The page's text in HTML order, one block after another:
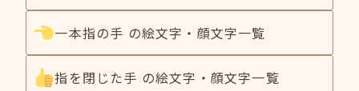
一本指の手 の絵文字・顔文字一覧
指を閉じた手 の絵文字・顔文字一覧